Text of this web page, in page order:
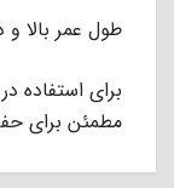
طول عمر بالا و
برای استفاده
مطمئن برای